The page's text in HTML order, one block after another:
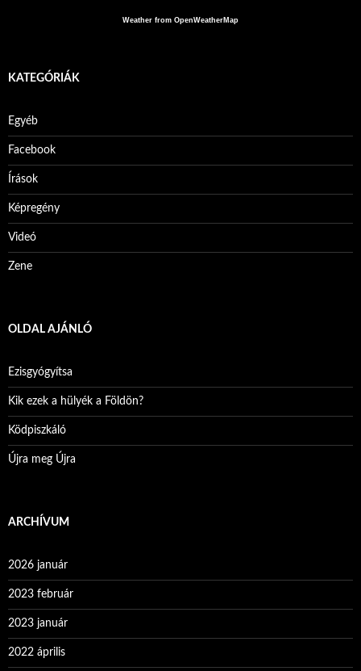
Weather from OpenWeatherMap
KATEGÓRIÁK
Egyéb
Facebook
Írások
Képregény
Videó
Zene
OLDAL AJÁNLÓ
Ezisgyógyítsa
Kik ezek a hülyék a Földön?
Ködpiszkáló
Újra meg Újra
ARCHÍVUM
2026 január
2023 február
2023 január
2022 április